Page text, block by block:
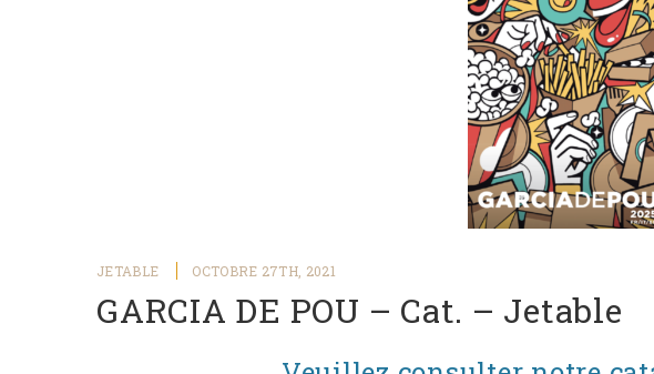
JETABLE OCTOBRE 27TH, 2021
GARCIA DE POU – Cat. – Jetable